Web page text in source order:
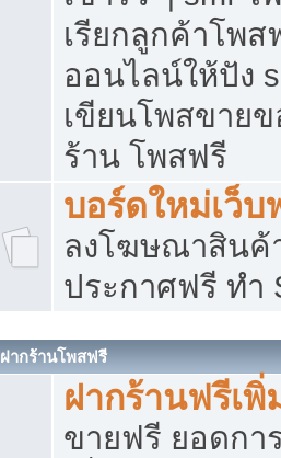
เรียกลูกค้าโพส
ออนไลน์ให้ปัง
เขียนโพสขาย
ร้าน โพสฟรี
บอร์ดใหม่เว็บ
ลงโฆษณาสิน
ประกาศฟรี ทำ
ฝากร้านโพสฟรี
ฝากร้านฟรีเ
ขายฟรี ยอดกา